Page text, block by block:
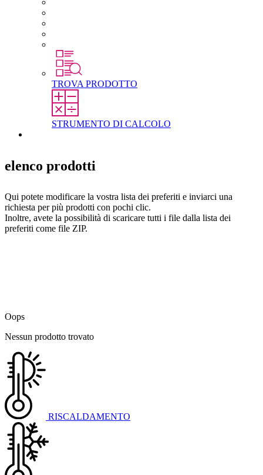
TROVA PRODOTTO
STRUMENTO DI CALCOLO
elenco prodotti
Qui potete modificare la vostra lista dei preferiti e inviarci una
richiesta per più prodotti con pochi clic.
Inoltre, avete la possibilità di scaricare tutti i file dalla lista dei
preferiti come file ZIP.
Oops
Nessun prodotto trovato
RISCALDAMENTO